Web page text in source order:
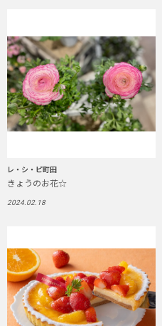
レ・シ・ピ町田
きょうのお花☆
2024.02.18